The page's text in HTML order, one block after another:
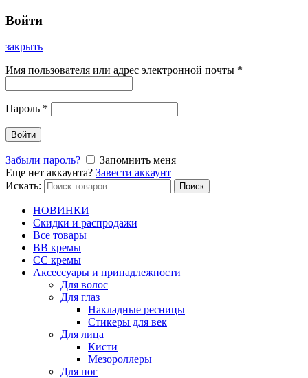
Войти
закрыть
Имя пользователя или адрес электронной почты *
Пароль *
Войти
Забыли пароль?
Запомнить меня
Еще нет аккаунта? Завести аккаунт
Искать:
Поиск
НОВИНКИ
Скидки и распродажи
Все товары
BB кремы
CC кремы
Аксессуары и принадлежности
Для волос
Для глаз
Накладные ресницы
Стикеры для век
Для лица
Кисти
Мезороллеры
Для ног